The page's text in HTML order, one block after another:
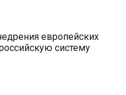
европейских
систему